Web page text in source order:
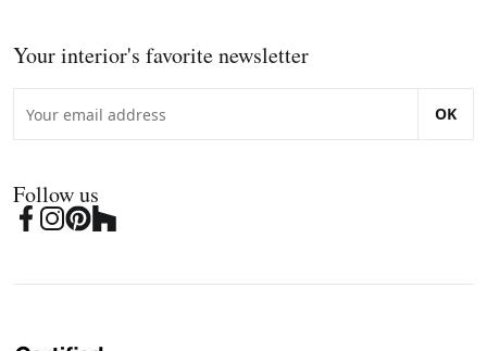
Your interior's favorite newsletter
OK
Follow us